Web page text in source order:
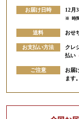
お届け日時 12月
※ 時
送料 おせ
お支払い方法
クレ
払い
ご注意
お届
ます。